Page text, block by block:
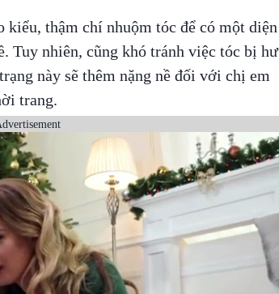
kiểu, thậm chí nhuộm tóc để có một diện
Tuy nhiên, cũng khó tránh việc tóc bị hư
này sẽ thêm nặng nề đối với chị em
trang.